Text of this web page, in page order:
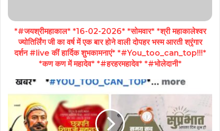
*#जयश्रीमहाकाल* *16-02-2026* *सोमवार* *श्री महाकालेश्वर
ज्योतिर्लिंग जी का वर्ष में एक बार होने वाली दोपहर भस्म आरती श्रृंगार
दर्शन #live कीं हार्दिक शुभकामनाएं* *#You_too_can_top!!!*
*कण कण में महादेव* *#हरहरमहादेव* *#भोलेदानी*